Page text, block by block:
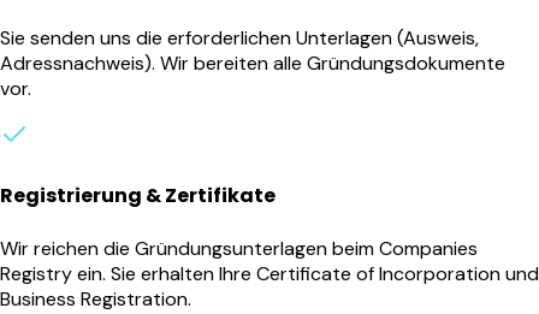
Sie senden uns die erforderlichen Unterlagen (Ausweis,
Adressnachweis). Wir bereiten alle Gründungsdokumente
vor.
Registrierung & Zertifikate
Wir reichen die Gründungsunterlagen beim Companies
Registry ein. Sie erhalten Ihre Certificate of Incorporation und
Business Registration.